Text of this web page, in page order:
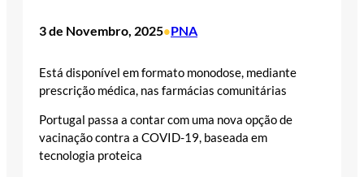
3 de Novembro, 2025•PNA
Está disponível em formato monodose, mediante
prescrição médica, nas farmácias comunitárias
Portugal passa a contar com uma nova opção de
vacinação contra a COVID-19, baseada em
tecnologia proteica